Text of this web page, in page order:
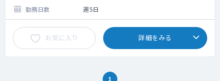
勤務日数 週5日
お気に入り 詳細をみる
1